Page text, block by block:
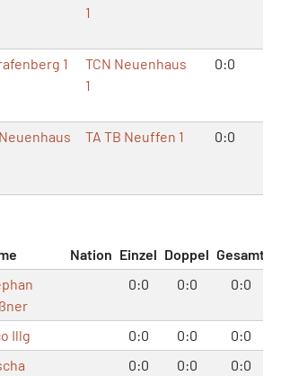
1
1
TCN Neuenhaus
1
0:0
TA TB Neuffen 1 0:0
Nation Einzel Doppel Gesamt
0:0 0:0 0:0
Illg 0:0 0:0
0:0
0:0 0:0 0:0